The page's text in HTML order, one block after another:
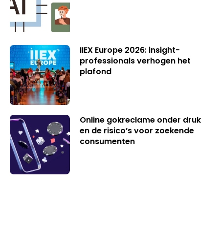
IIEX Europe 2026: insight-
professionals verhogen het
plafond
Online gokreclame onder druk
en de risico’s voor zoekende
consumenten